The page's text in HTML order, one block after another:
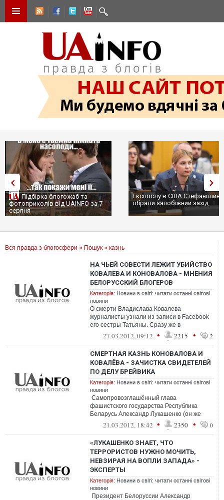
Підбірка блогожаб та
фотоприколів від UAINFO за 7
серпня
Експослу в США
обрали запобіжний захід
Вся правда з блогосфери » Пошук » казнь
НА ЧЬЕЙ СОВЕСТИ ЛЕЖИТ УБИЙСТВО
КОВАЛЕВА И КОНОВАЛОВА - МНЕНИЯ
БЕЛОРУССКИЙ БЛОГЕРОВ
Категорія: Новини в світі: читати останні світові
новини
О смерти Владислава Ковалева
журналисты узнали из записи в Facebook
его сестры Татьяны. Сразу же в
социальных сетях начались споры, порой
27.03.2012, 09:12 • 2215 • 2
СМЕРТНАЯ КАЗНЬ КОНОВАЛОВА И
КОВАЛЁВА - ЗАЧИСТКА СВИДЕТЕЛЕЙ
ПО ДЕЛУ БРЕЙВИКА
Категорія: Новини в світі: читати останні світові
новини
Самопровозглашённый глава
фашистского государства Республика
Беларусь Александр Лукашенко (он же
международный преступный авторитет
Саша Шкловск...
21.03.2012, 18:42 • 2350 • 0
«ЛУКАШЕНКО ЗНАЕТ, ЧТО
ТЕРРОРИСТОВ НУЖНО МОЧИТЬ,
НЕВЗИРАЯ НА ВОПЛИ ЗАПАДА» -
ЭКСПЕРТЫ
Категорія: Новини в світі: читати останні світові
новини
Президент Белоруссии Александр